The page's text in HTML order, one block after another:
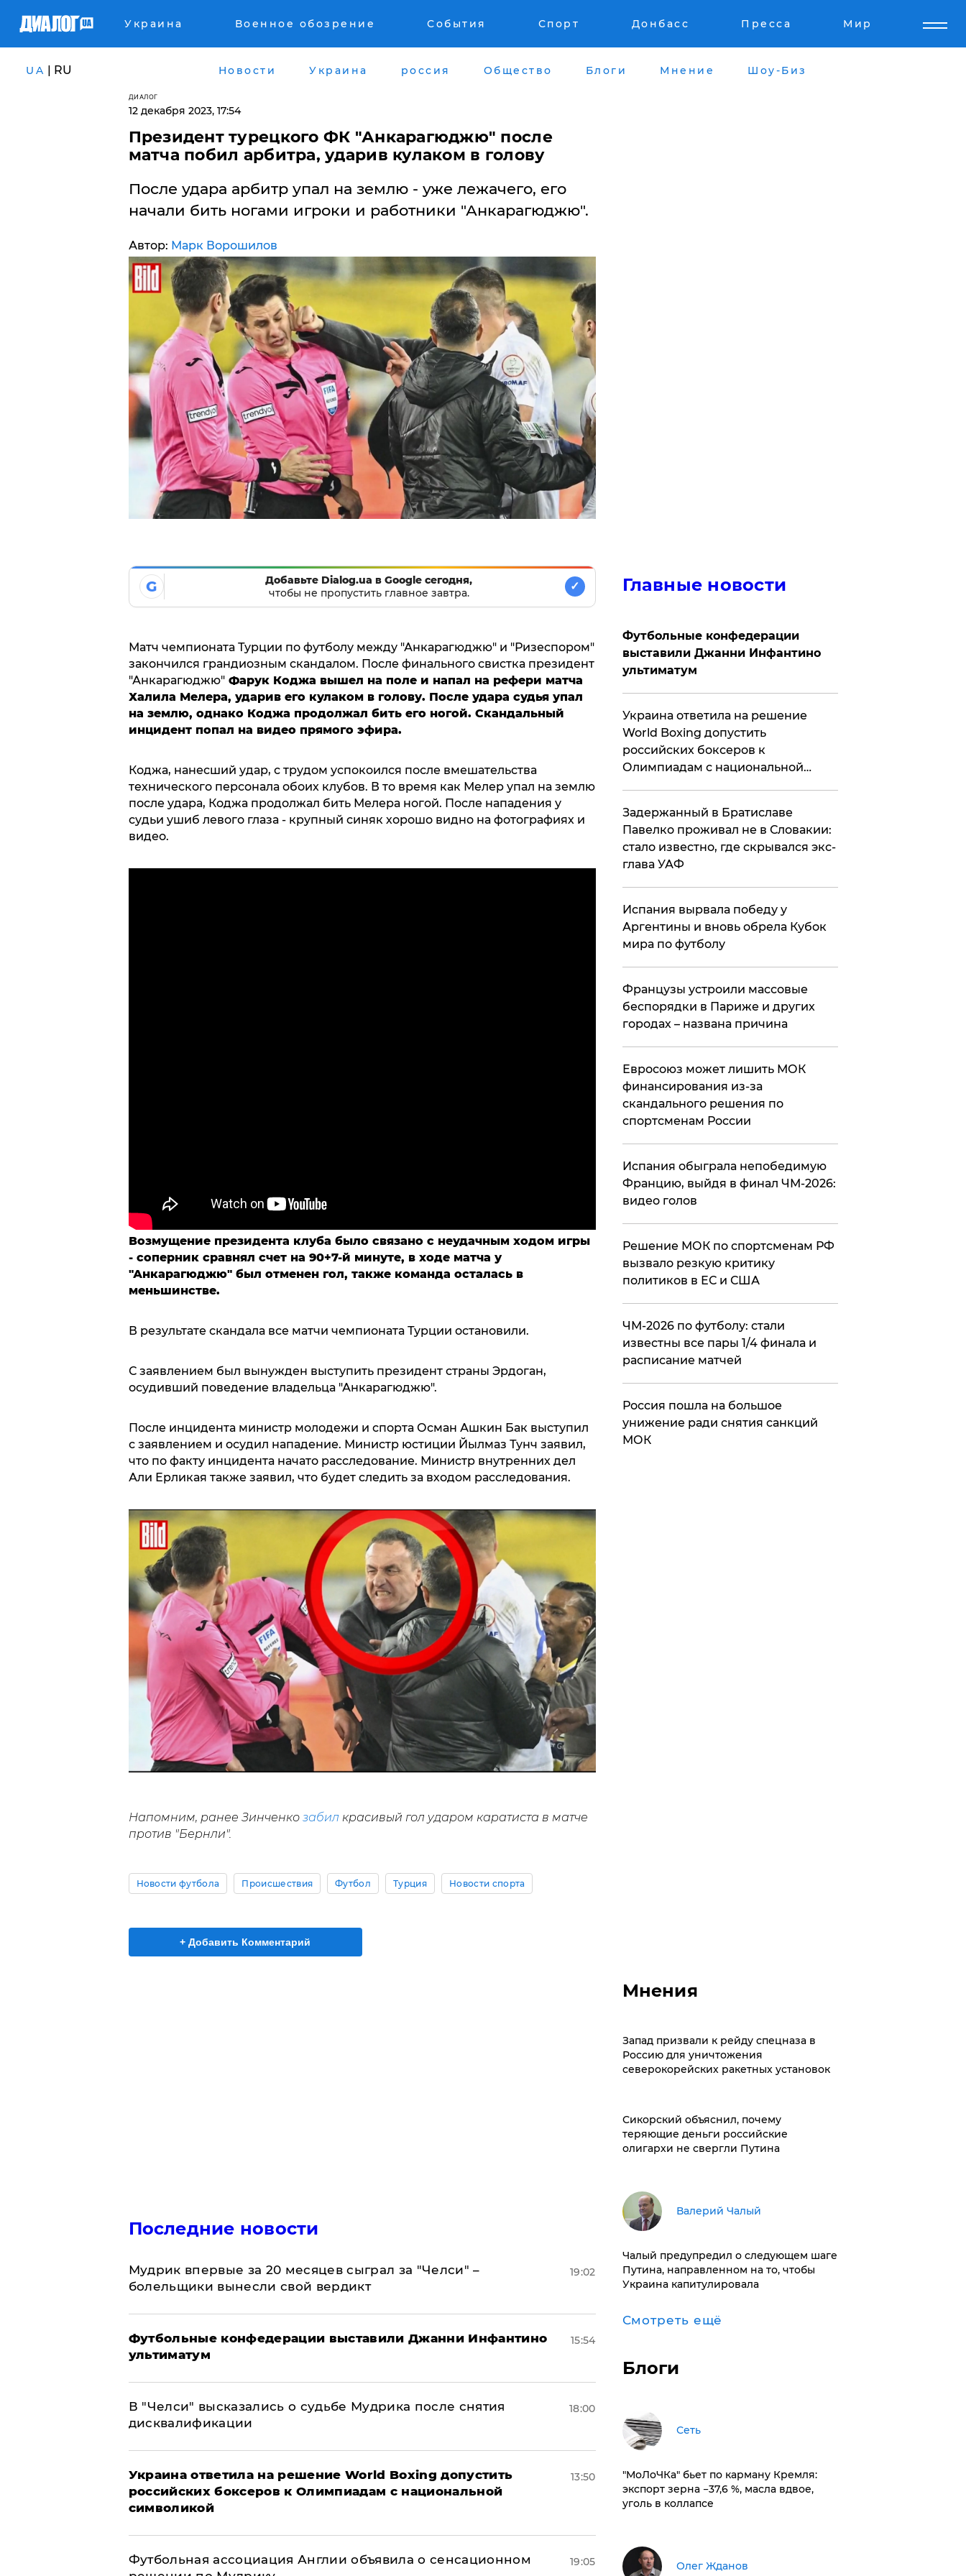
Украина Военное обозрение События Спорт Донбасс Пресса Мир
UA | RU Новости Украина россия Общество Блоги Мнение Шоу-Биз
ДИАЛОГ
12 декабря 2023, 17:54
Президент турецкого ФК "Анкарагюджю" после
матча побил арбитра, ударив кулаком в голову
После удара арбитр упал на землю - уже лежачего, его
начали бить ногами игроки и работники "Анкарагюджю".
Автор: Марк Ворошилов
G
Добавьте Dialog.ua в Google сегодня,
чтобы не пропустить главное завтра.
✓
Матч чемпионата Турции по футболу между "Анкарагюджю" и "Ризеспором"
закончился грандиозным скандалом. После финального свистка президент
"Анкарагюджю"Фарук Коджа вышел на поле и напал на рефери матча
Халила Мелера, ударив его кулаком в голову. После удара судья упал
на землю, однако Коджа продолжал бить его ногой. Скандальный
инцидент попал на видео прямого эфира.
Коджа, нанесший удар, с трудом успокоился после вмешательства
технического персонала обоих клубов. В то время как Мелер упал на землю
после удара, Коджа продолжал бить Мелера ногой. После нападения у
судьи ушиб левого глаза - крупный синяк хорошо видно на фотографиях и
видео.
Возмущение президента клуба было связано с неудачным ходом игры
- соперник сравнял счет на 90+7-й минуте, в ходе матча у
"Анкарагюджю" был отменен гол, также команда осталась в
меньшинстве.
В результате скандала все матчи чемпионата Турции остановили.
С заявлением был вынужден выступить президент страны Эрдоган,
осудивший поведение владельца "Анкарагюджю".
После инцидента министр молодежи и спорта Осман Ашкин Бак выступил
с заявлением и осудил нападение. Министр юстиции Йылмаз Тунч заявил,
что по факту инцидента начато расследование. Министр внутренних дел
Али Ерликая также заявил, что будет следить за входом расследования.
Напомним, ранее Зинченко забил красивый гол ударом каратиста в матче
против "Бернли".
Новости футбола Происшествия Футбол Турция Новости спорта
+ Добавить Комментарий
Последние новости
Мудрик впервые за 20 месяцев сыграл за "Челси" –
болельщики вынесли свой вердикт
19:02
Футбольные конфедерации выставили Джанни Инфантино
ультиматум
15:54
В "Челси" высказались о судьбе Мудрика после снятия
дисквалификации
18:00
Украина ответила на решение World Boxing допустить
российских боксеров к Олимпиадам с национальной
символикой
13:50
Футбольная ассоциация Англии объявила о сенсационном
19:05
Главные новости
Футбольные конфедерации
выставили Джанни Инфантино
ультиматум
Украина ответила на решение
World Boxing допустить
российских боксеров к
Олимпиадам с национальной
Задержанный в Братиславе
Павелко проживал не в Словакии:
стало известно, где скрывался экс-
глава УАФ
Испания вырвала победу у
Аргентины и вновь обрела Кубок
мира по футболу
Французы устроили массовые
беспорядки в Париже и других
городах – названа причина
Евросоюз может лишить МОК
финансирования из-за
скандального решения по
спортсменам России
Испания обыграла непобедимую
Францию, выйдя в финал ЧМ-2026:
видео голов
Решение МОК по спортсменам РФ
вызвало резкую критику
политиков в ЕС и США
ЧМ-2026 по футболу: стали
известны все пары 1/4 финала и
расписание матчей
Россия пошла на большое
унижение ради снятия санкций
МОК
Мнения
Запад призвали к рейду спецназа в
Россию для уничтожения
северокорейских ракетных установок
Сикорский объяснил, почему
теряющие деньги российские
олигархи не свергли Путина
Валерий Чалый
Чалый предупредил о следующем шаге
Путина, направленном на то, чтобы
Украина капитулировала
Смотреть ещё
Блоги
Сеть
​"МоЛоЧКа" бьет по карману Кремля:
экспорт зерна −37,6 %, масла вдвое,
уголь в коллапсе
Олег Жданов